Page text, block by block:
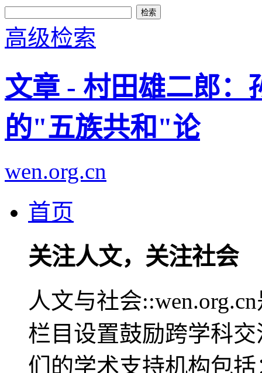
高级检索
文章 - 村田雄二郎：
的"五族共和"论
wen.org.cn
首页
关注人文，关注社会
人文与社会
栏目设置鼓励跨学科
们的学术支持机构包